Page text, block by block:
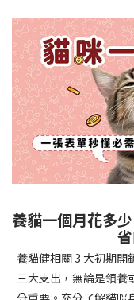
時立即獎勵。另外要處
每當出現不當行為，給
幼犬選擇正確行為時獎
的幼犬正處於社會化黃
安排幼犬接觸不同人
等）、各種動物、交通
情境中，逐漸增加複雜
犬對新事物的積極態度
更複雜的技巧訓練。
多步驟動作等。使用延
也能保持良好行為。引
幫助幼犬在各種情境下
是一次性的，而是需要
要定期複習，防止行
下降，表示身體狀況不
檢查是否需要帶去看獸
可以先觀察，如果腹瀉
嘔吐 應立即就醫。 透
原因與嚴重程度，確保
議讓獸醫檢查，才能安
風險貓咪包含：幼貓、
身體狀況出現警訊時要
議直接尋求獸醫協助。
的貓咪，如拉肚子超過
供觀察紀錄給予獸醫
果飼主有發現貓咪拉肚
食方便相關，回想是
兩全其美！貓咪掉毛原
見兇手！皮膚發炎、
康光澤並大量脫落。常
癬蟲等寄生蟲，甚至是
結痂、脫屑或異常氣味
貓咪掉毛原因2. 過敏
環境中的塵蟎、花粉、
反應。過敏症狀不只是
問題。特別是食物過敏
抓癢或舔舐特定部位
咪掉毛原因3. 營養不足
食中缺乏必要的蛋
6）、維生素或礦物質
落。長期餵食低品質或
養貓一個月花多
養貓健相關 3 大初期
三大支出，無論是領養